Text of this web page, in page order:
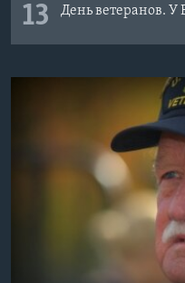
13 День ветеранов. У